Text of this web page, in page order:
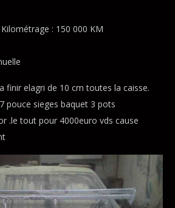
: 150 000 KM
finir elagri de 10 cm toutes la caisse.
pouce sieges baquet 3 pots
.le tout pour 4000euro vds cause